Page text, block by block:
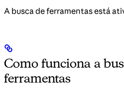
A busca de ferramentas está
Como funciona a
ferramentas